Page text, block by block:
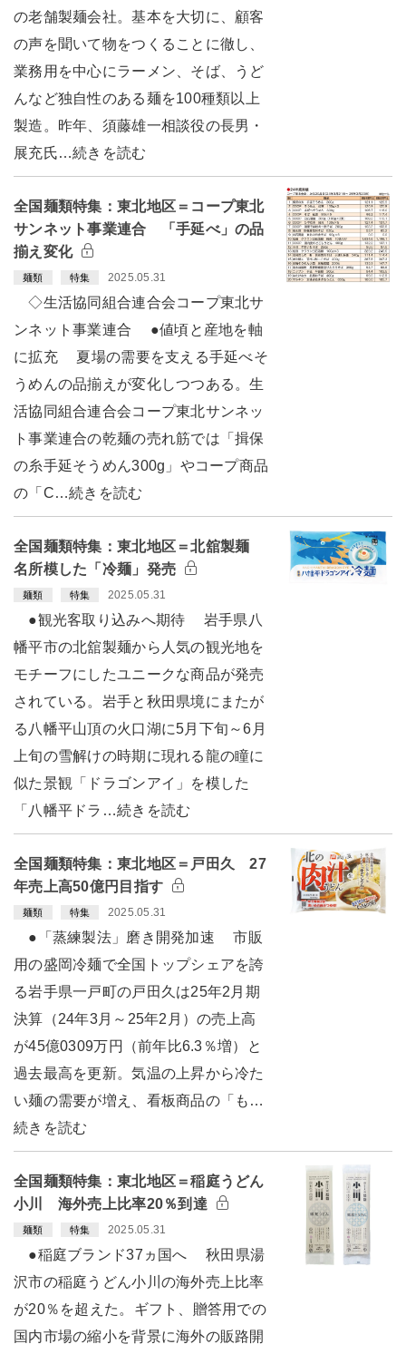
の老舗製麺会社。基本を大切に、顧客
の声を聞いて物をつくることに徹し、
業務用を中心にラーメン、そば、うど
んなど独自性のある麺を100種類以上
製造。昨年、須藤雄一相談役の長男・
展充氏…続きを読む
全国麺類特集：東北地区＝コープ東北
サンネット事業連合 「手延べ」の品
揃え変化
麺類 特集 2025.05.31
◇生活協同組合連合会コープ東北サ
ンネット事業連合 ●値頃と産地を軸
に拡充 夏場の需要を支える手延べそ
うめんの品揃えが変化しつつある。生
活協同組合連合会コープ東北サンネッ
ト事業連合の乾麺の売れ筋では「揖保
の糸手延そうめん300g」やコープ商品
の「C…続きを読む
全国麺類特集：東北地区＝北舘製麺
名所模した「冷麺」発売
麺類 特集 2025.05.31
●観光客取り込みへ期待 岩手県八
幡平市の北舘製麺から人気の観光地を
モチーフにしたユニークな商品が発売
されている。岩手と秋田県境にまたが
る八幡平山頂の火口湖に5月下旬～6月
上旬の雪解けの時期に現れる龍の瞳に
似た景観「ドラゴンアイ」を模した
「八幡平ドラ…続きを読む
全国麺類特集：東北地区＝戸田久 27
年売上高50億円目指す
麺類 特集 2025.05.31
●「蒸練製法」磨き開発加速 市販
用の盛岡冷麺で全国トップシェアを誇
る岩手県一戸町の戸田久は25年2月期
決算（24年3月～25年2月）の売上高
が45億0309万円（前年比6.3％増）と
過去最高を更新。気温の上昇から冷た
い麺の需要が増え、看板商品の「も…
続きを読む
全国麺類特集：東北地区＝稲庭うどん
小川 海外売上比率20％到達
麺類 特集 2025.05.31
●稲庭ブランド37ヵ国へ 秋田県湯
沢市の稲庭うどん小川の海外売上比率
が20％を超えた。ギフト、贈答用での
国内市場の縮小を背景に海外の販路開